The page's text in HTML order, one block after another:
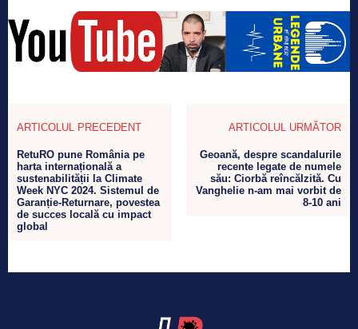
ARTICOLUL PRECEDENT
RetuRO pune România pe
harta internațională a
sustenabilității la Climate
Week NYC 2024. Sistemul de
Garanție-Returnare, povestea
de succes locală cu impact
global
ARTICOLUL URMĂTOR
Geoană, despre scandalurile
recente legate de numele
său: Ciorbă reîncălzită. Cu
Vanghelie n-am mai vorbit de
8-10 ani